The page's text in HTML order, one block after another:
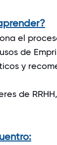
el
de
y
de